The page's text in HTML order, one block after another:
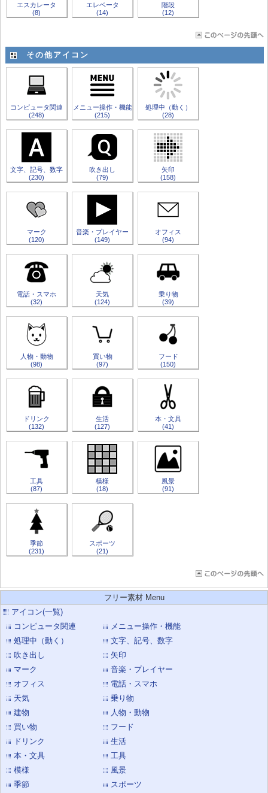
エスカレータ
(8)
エレベータ
(14)
階段
(12)
その他アイコン
コンピュータ関連
(248)
メニュー操作・機能
(215)
処理中（動く）
(28)
文字、記号、数字
(230)
吹き出し
(79)
矢印
(158)
マーク
(120)
音楽・プレイヤー
(149)
オフィス
(94)
電話・スマホ
(32)
天気
(124)
乗り物
(39)
人物・動物
(98)
買い物
(97)
フード
(150)
ドリンク
(132)
生活
(127)
本・文具
(41)
工具
(87)
模様
(18)
風景
(91)
季節
(231)
スポーツ
(21)
フリー素材 Menu
アイコン(一覧)
コンピュータ関連
メニュー操作・機能
処理中（動く）
文字、記号、数字
吹き出し
矢印
マーク
音楽・プレイヤー
オフィス
電話・スマホ
天気
乗り物
建物
人物・動物
買い物
フード
ドリンク
生活
本・文具
工具
模様
風景
季節
スポーツ